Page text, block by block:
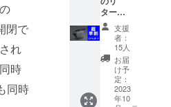
閉で
れ
時
同時
ターン
では、
「Snap
Sling」
1点 税
込価格
20350
円のと
ころを
支援
者：
15人
お届
け予
定：
2023
年10